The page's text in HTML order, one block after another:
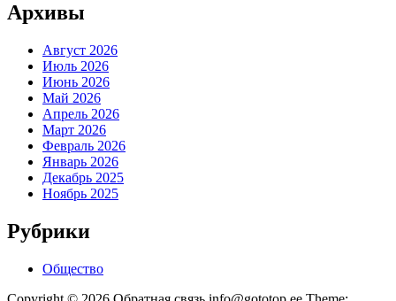
Архивы
Август 2026
Июль 2026
Июнь 2026
Май 2026
Апрель 2026
Март 2026
Февраль 2026
Январь 2026
Декабрь 2025
Ноябрь 2025
Рубрики
Общество